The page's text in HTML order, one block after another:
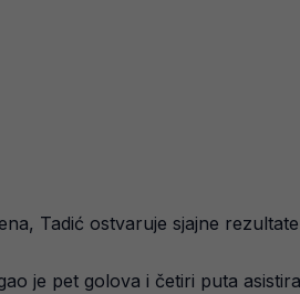
Tadić ostvaruje sjajne
je pet golova i četiri puta